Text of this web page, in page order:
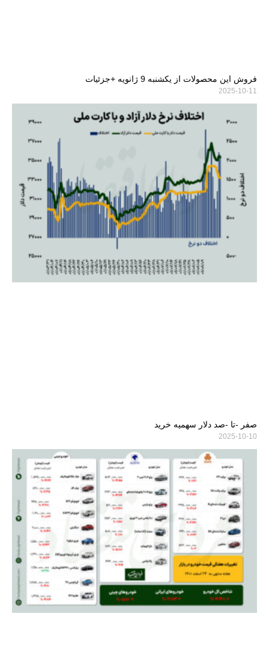
فروش این محصولات از یکشنبه 9 ژانویه +جزئیات
2025-10-11
صفر -تا -صد دلار سهمیه خرید
2025-10-10